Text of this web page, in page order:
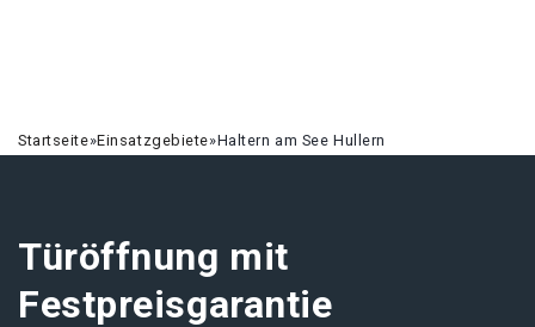
Startseite»Einsatzgebiete»Haltern am See Hullern
Türöffnung mit
Festpreisgarantie